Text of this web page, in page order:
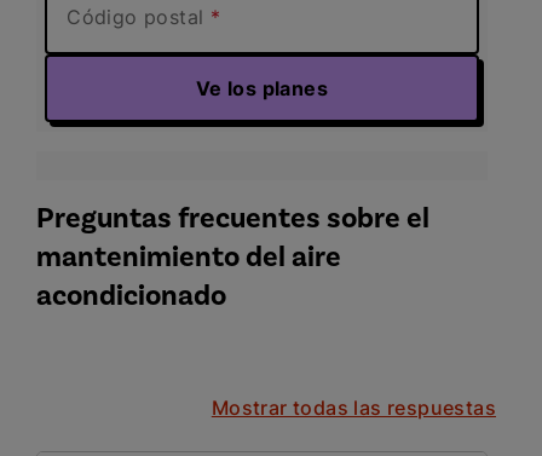
Código postal
Ve los planes
Preguntas frecuentes sobre el
mantenimiento del aire
acondicionado
Mostrar todas las respuestas